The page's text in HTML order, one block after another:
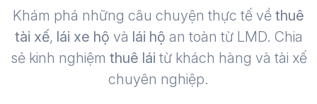
Khám phá những câu chuyện thực tế về thuê
tài xế, lái xe hộ và lái hộ an toàn từ LMD. Chia
sẻ kinh nghiệm thuê lái từ khách hàng và tài xế
chuyên nghiệp.